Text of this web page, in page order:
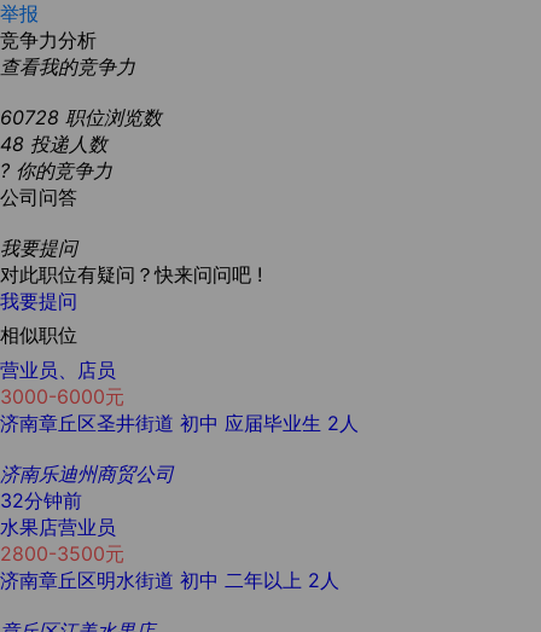
举报
竞争力分析
查看我的竞争力
60728 职位浏览数
48 投递人数
? 你的竞争力
公司问答
我要提问
对此职位有疑问？快来问问吧 !
我要提问
相似职位
营业员、店员
3000-6000元
济南章丘区圣井街道 初中 应届毕业生 2人
济南乐迪州商贸公司
32分钟前
水果店营业员
2800-3500元
济南章丘区明水街道 初中 二年以上 2人